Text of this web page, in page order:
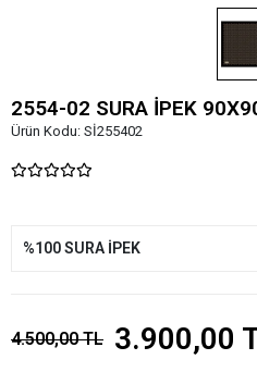
2554-02 SURA İPEK
Ürün Kodu: Sİ255402
%100 SURA İPEK
4.500,00 TL 3.900,00